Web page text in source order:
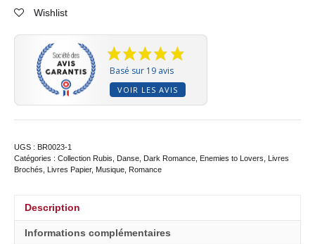
Wishlist
Basé sur 19 avis
VOIR LES AVIS
UGS : BR0023-1
Catégories : Collection Rubis Danse Dark Romance Enemies to Lovers
Livres
Brochés
Livres Papier, Musique Romance
Description
Informations complémentaires